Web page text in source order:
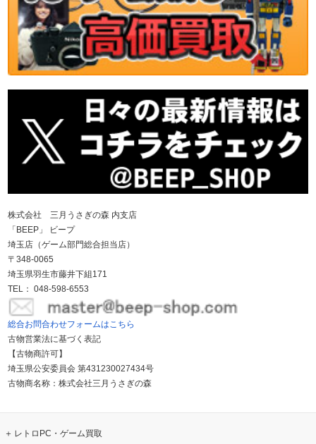
株式会社 三月うさぎの森 内支店
「BEEP」 ビープ
埼玉店（ゲーム部門総合担当店）
〒348-0065
埼玉県羽生市藤井下組171
TEL： 048-598-6553
総合お問合わせフォームはこちら
古物営業法に基づく表記
【古物商許可】
埼玉県公安委員会 第431230027434号
古物商名称：株式会社三月うさぎの森
レトロPC・ゲーム買取